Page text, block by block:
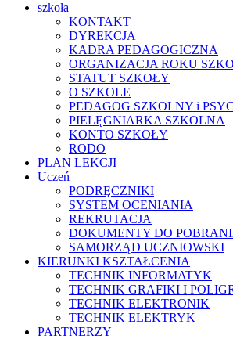
szkoła
KONTAKT
DYREKCJA
KADRA PEDAGOGICZNA
ORGANIZACJA ROKU
STATUT SZKOŁY
O SZKOLE
PEDAGOG SZKOLNY i
PIELĘGNIARKA SZKOLNA
KONTO SZKOŁY
RODO
PLAN LEKCJI
Uczeń
PODRĘCZNIKI
SYSTEM OCENIANIA
REKRUTACJA
DOKUMENTY DO
SAMORZĄD UCZNIOWSKI
KIERUNKI KSZTAŁCENIA
TECHNIK INFORMATYK
TECHNIK GRAFIKI I
TECHNIK ELEKTRONIK
TECHNIK ELEKTRYK
PARTNERZY